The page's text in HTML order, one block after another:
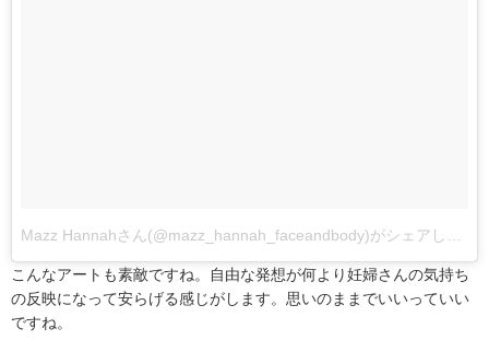
Mazz Hannahさん(@mazz_hannah_faceandbody)がシェアした投稿
こんなアートも素敵ですね。自由な発想が何より妊婦さんの気持ち
の反映になって安らげる感じがします。思いのままでいいっていい
ですね。